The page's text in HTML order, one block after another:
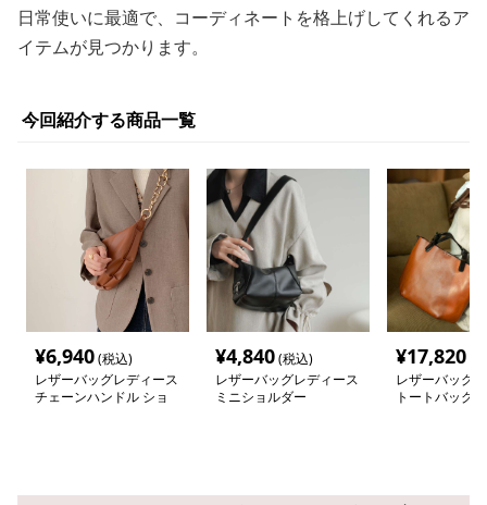
日常使いに最適で、コーディネートを格上げしてくれるア
イテムが見つかります。
今回紹介する商品一覧
¥6,940(税込)
レザーバッグレディース
チェーンハンドル ショ
¥4,840(税込)
レザーバッグレディース
ミニショルダー
¥17,820
レザーバッグ
トートバッグ